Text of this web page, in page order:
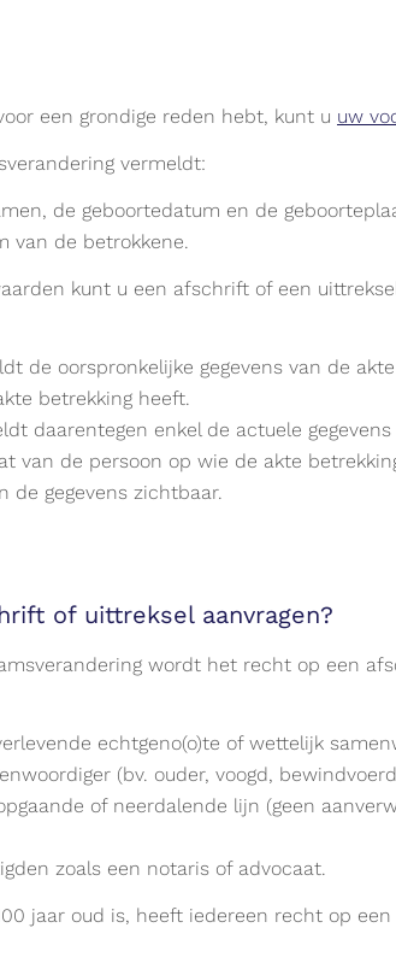
een grondige reden hebt, kunt u uw
vermeldt:
de geboortedatum en de
van de betrokkene.
kunt u een afschrift of een
de oorspronkelijke gegevens van de
betrekking heeft.
daarentegen enkel de actuele
van de persoon op wie de akte
de gegevens zichtbaar.
of uittreksel aanvragen?
wordt het recht op een
echtgeno(o)te of wettelijk
(bv. ouder, voogd,
of neerdalende lijn (geen
zoals een notaris of advocaat.
jaar oud is, heeft iedereen recht op